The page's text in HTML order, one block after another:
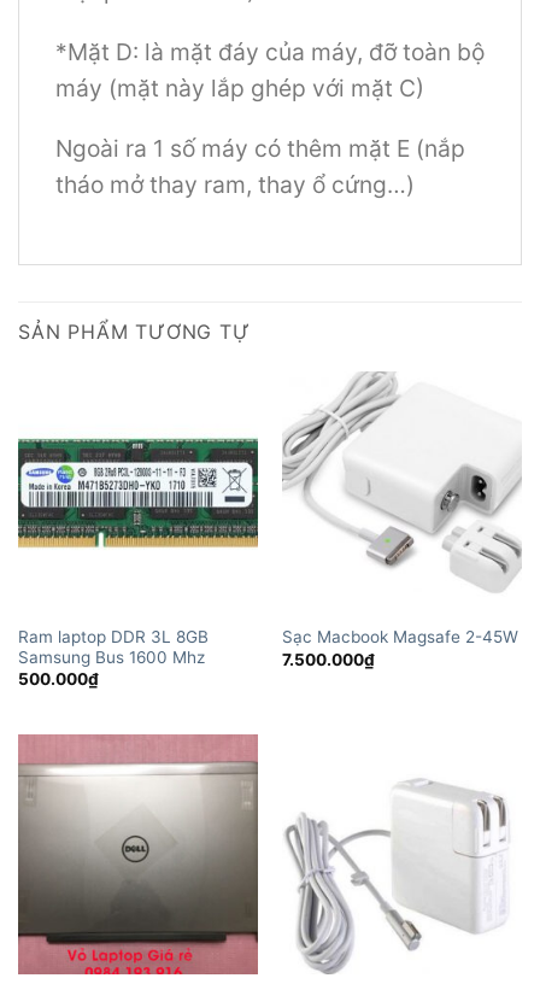
*Mặt D: là mặt đáy của máy, đỡ toàn bộ
máy (mặt này lắp ghép với mặt C)
Ngoài ra 1 số máy có thêm mặt E (nắp
tháo mở thay ram, thay ổ cứng…)
SẢN PHẨM TƯƠNG TỰ
Ram laptop DDR 3L 8GB
Samsung Bus 1600 Mhz
500.000₫
Sạc Macbook Magsafe 2-45W
7.500.000₫